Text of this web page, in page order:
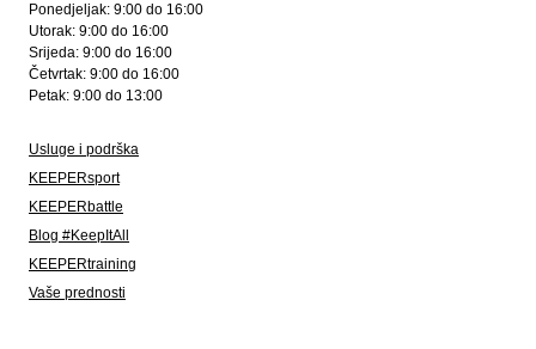
Ponedjeljak: 9:00 do 16:00
Utorak: 9:00 do 16:00
Srijeda: 9:00 do 16:00
Četvrtak: 9:00 do 16:00
Petak: 9:00 do 13:00
Usluge i podrška
KEEPERsport
KEEPERbattle
Blog #KeepItAll
KEEPERtraining
Vaše prednosti